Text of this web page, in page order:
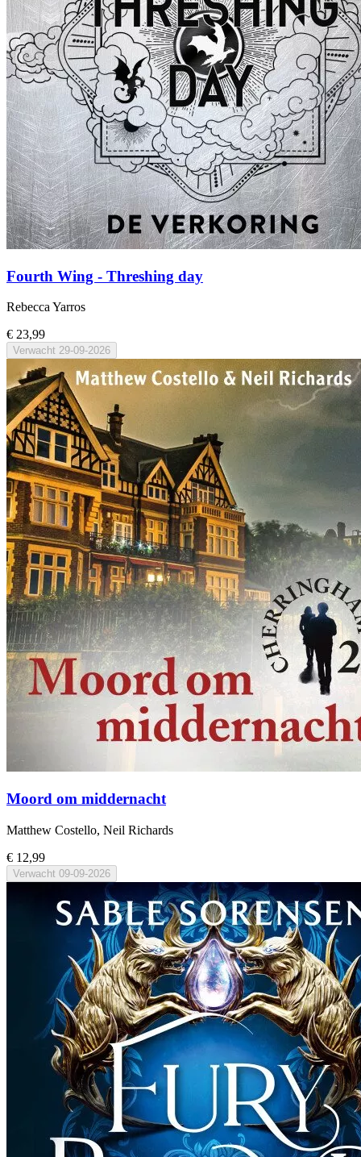
Fourth Wing - Threshing day
Rebecca Yarros
€ 23,99
Verwacht 29-09-2026
Moord om middernacht
Matthew Costello, Neil Richards
€ 12,99
Verwacht 09-09-2026